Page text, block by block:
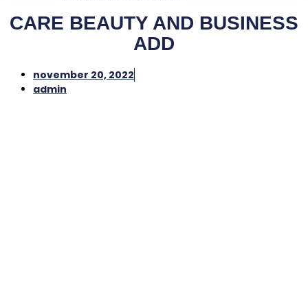
CARE BEAUTY AND BUSINESS
ADD
november 20, 2022
admin